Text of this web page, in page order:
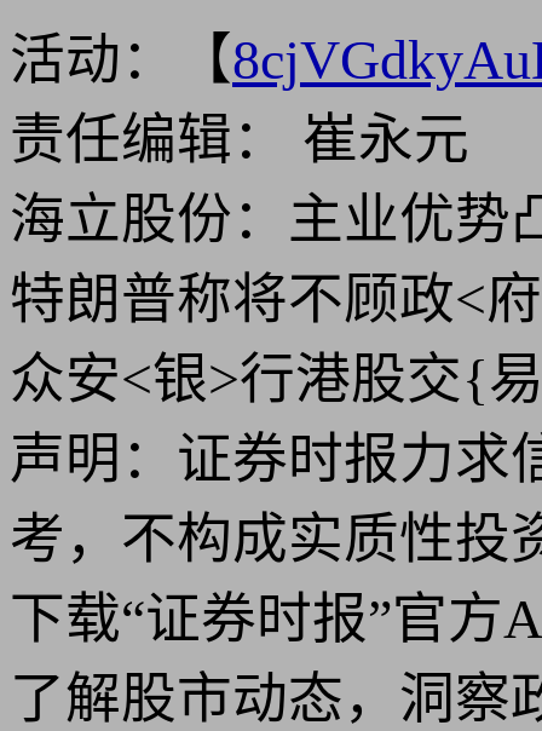
活动：【
责任编辑： 崔永元
海立股份：主业优势
特朗普称将不顾政<
众安<银>行港股交{
声明：证券时报力求
考，不构成实质性投
下载“证券时报”官方
了解股市动态，洞察